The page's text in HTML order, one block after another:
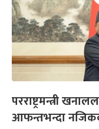
परराष्ट्रमन्त्री
आफन्तभन्दा